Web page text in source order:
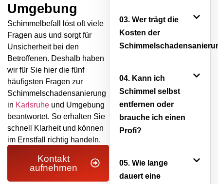
Umgebung
Schimmelbefall löst oft viele
Fragen aus und sorgt für
Unsicherheit bei den
Betroffenen. Deshalb haben
wir für Sie hier die fünf
häufigsten Fragen zur
Schimmelschadensanierung
in Karlsruhe und Umgebung
beantwortet. So erhalten Sie
schnell Klarheit und können
im Ernstfall richtig handeln.
Kontakt
aufnehmen
03. Wer trägt die
Kosten der
04. Kann ich
Schimmel selbst
entfernen oder
brauche ich einen
Profi?
05. Wie lange
dauert eine